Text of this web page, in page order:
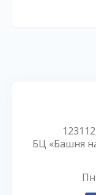
БЦ «Башня
Пн